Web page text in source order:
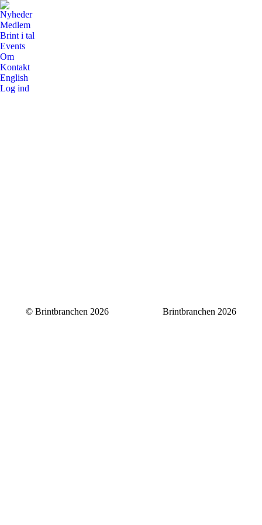
Nyheder
Medlem
Brint i tal
Events
Om
Kontakt
English
Log ind
© Brintbranchen 2026 Brintbranchen 2026